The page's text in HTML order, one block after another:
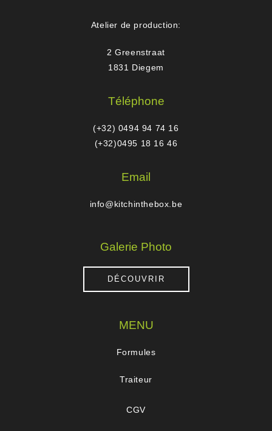
Atelier de production:
2 Greenstraat
1831 Diegem
Téléphone
(+32) 0494 94 74 16
(+32)0495 18 16 46
Email
info@kitchinthebox.be
Galerie Photo
DÉCOUVRIR
MENU
Formules
Traiteur
CGV